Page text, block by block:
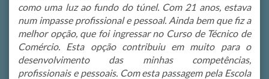
como uma luz ao fundo do túnel. Com 21 anos, estava
num impasse profissional e pessoal. Ainda bem que fiz a
melhor opção, que foi ingressar no Curso de Técnico de
Comércio. Esta opção contribuiu em muito para o
desenvolvimento das minhas competências,
profissionais e pessoais. Com esta passagem pela Escola